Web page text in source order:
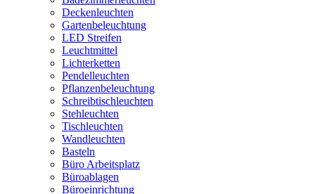
Deckenleuchten
Gartenbeleuchtung
LED Streifen
Leuchtmittel
Lichterketten
Pendelleuchten
Pflanzenbeleuchtung
Schreibtischleuchten
Stehleuchten
Tischleuchten
Wandleuchten
Basteln
Büro Arbeitsplatz
Büroablagen
Büroeinrichtung